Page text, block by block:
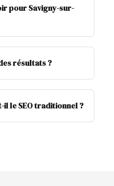
pour Savigny-sur-
résultats ?
il le SEO traditionnel ?